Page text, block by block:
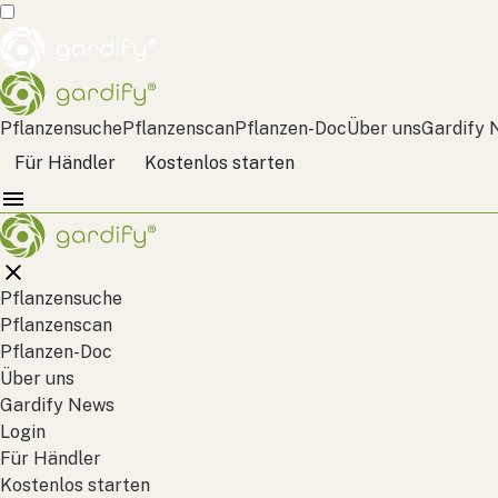
PflanzensuchePflanzenscanPflanzen-DocÜber unsGardify
Für Händler
Kostenlos starten
Pflanzensuche
Pflanzenscan
Pflanzen-Doc
Über uns
Gardify News
Login
Für Händler
Kostenlos starten